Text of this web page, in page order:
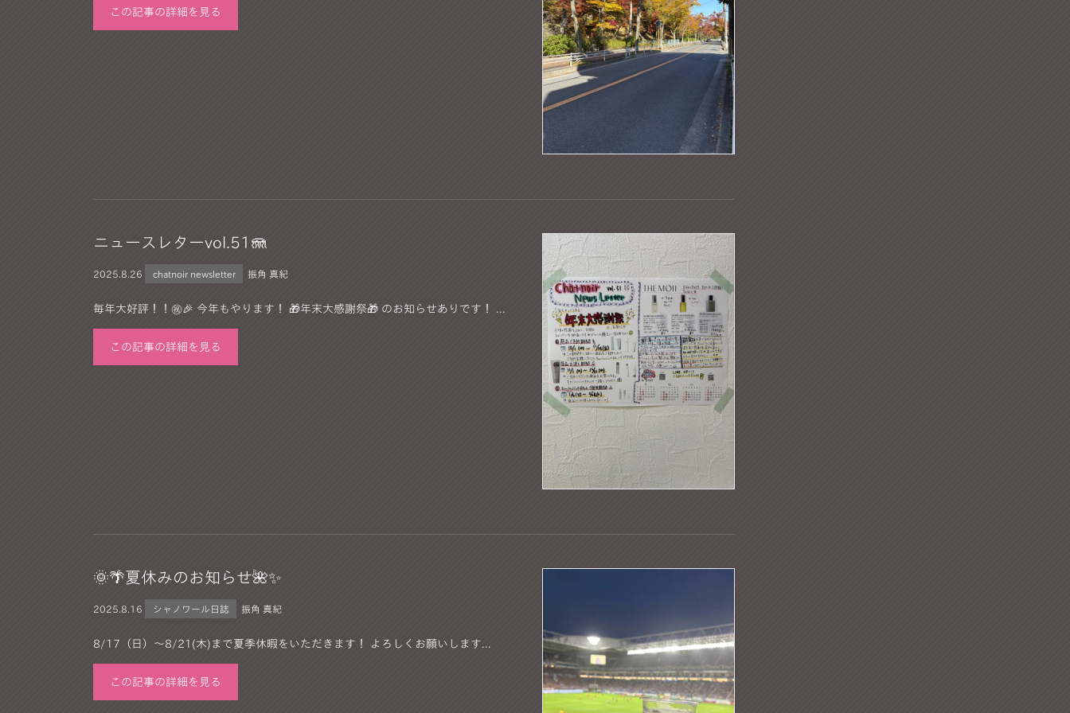
この記事の詳細を見る
ニュースレターvol.51🪼
2025. 8.26 chatnoir newsletter 振角 真紀
毎年大好評！！㊗️🎉 今年もやります！ 🎁年末大感謝祭🎁 のお知らせありです！ ...
この記事の詳細を見る
🌞🌴夏休みのお知らせ🌺✨
2025. 8.16 シャノワール日誌 振角 真紀
8/17（日）～8/21(木)まで夏季休暇をいただきます！ よろしくお願いします...
この記事の詳細を見る